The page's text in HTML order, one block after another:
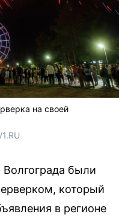
на своей
были
который
в регионе